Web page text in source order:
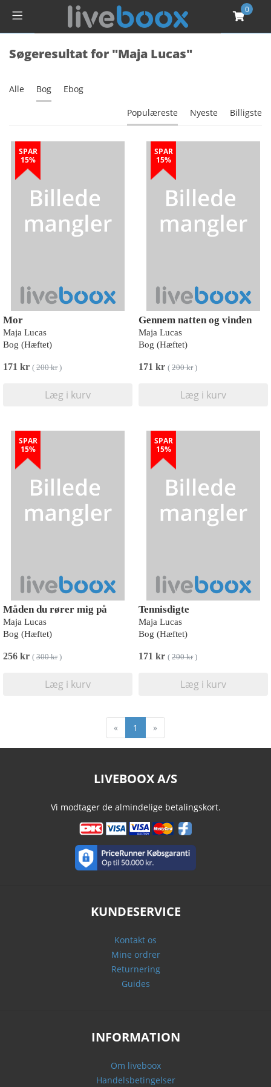
0
Søgeresultat for "Maja Lucas"
Alle Bog Ebog
Populæreste Nyeste Billigste
SPAR
15%
Mor
Maja Lucas
Bog (Hæftet)
171 kr ( 200 kr)
Læg i kurv
SPAR
15%
Gennem natten og vinden
Maja Lucas
Bog (Hæftet)
171 kr ( 200 kr)
Læg i kurv
SPAR
15%
Måden du rører mig på
Maja Lucas
Bog (Hæftet)
256 kr ( 300 kr)
Læg i kurv
SPAR
15%
Tennisdigte
Maja Lucas
Bog (Hæftet)
171 kr ( 200 kr)
Læg i kurv
« 1 »
LIVEBOOX A/S
Vi modtager de almindelige betalingskort.
KUNDESERVICE
Kontakt os
Mine ordrer
Returnering
Guides
INFORMATION
Om liveboox
Handelsbetingelser